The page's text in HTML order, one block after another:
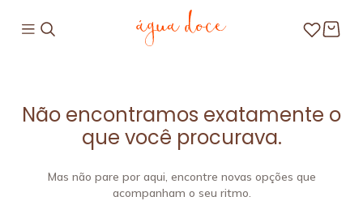
Não encontramos exatamente o
que você procurava.
Mas não pare por aqui, encontre novas opções que
acompanham o seu ritmo.